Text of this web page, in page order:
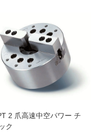
2 爪高速中空パワー チ
ク